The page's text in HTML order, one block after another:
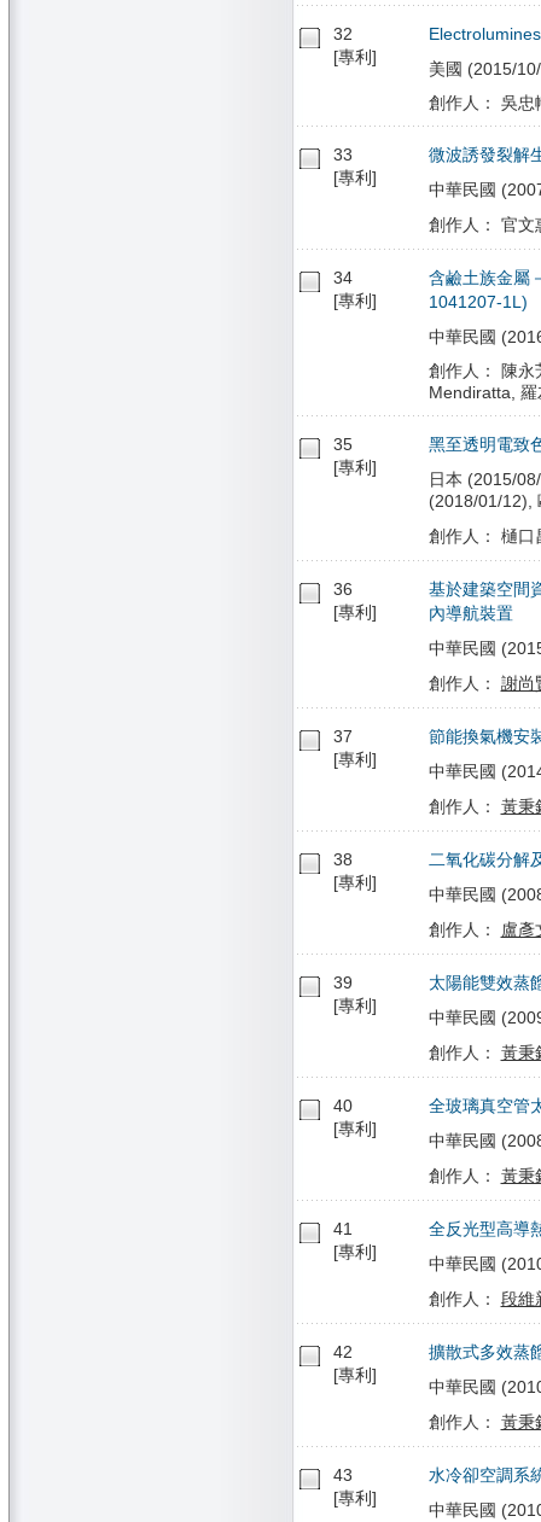
32
[專利]
美國 (2015/
創作人： 吳忠
33
[專利]
微波誘發裂解
中華民國
創作人： 官
34
[專利]
含鹼土族金屬
1041207-1L)
中華民國
創作人： 陳
Mendiratta, 羅
35
[專利]
黑至透明電致
日本 (2015/
(2018/01/12),
創作人： 樋
36
[專利]
基於建築空間
內導航裝置
中華民國
創作人： 謝尚
37
[專利]
節能換氣機安
中華民國
創作人： 黃秉
38
[專利]
二氧化碳分解
中華民國
創作人： 盧彥
39
[專利]
太陽能雙效蒸
中華民國
創作人： 黃秉
40
[專利]
全玻璃真空管
中華民國
創作人： 黃秉
41
[專利]
全反光型高導
中華民國
創作人： 段維
42
[專利]
擴散式多效蒸
中華民國
創作人： 黃秉
43
[專利]
水冷卻空調系
中華民國